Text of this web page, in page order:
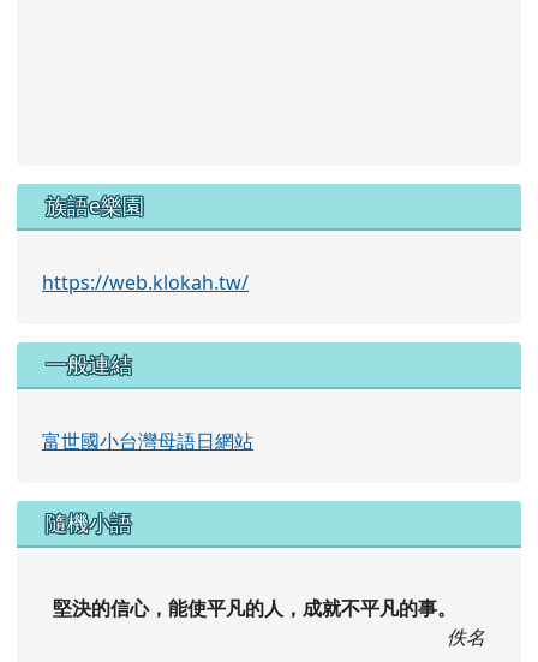
族語e樂園
https://web.klokah.tw/
一般連結
富世國小台灣母語日網站
隨機小語
堅決的信心，能使平凡的人，成就不平凡的事。
佚名